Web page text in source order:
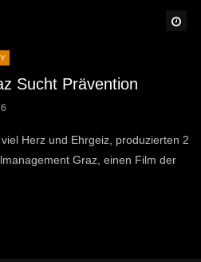
Sucht Prävention
Herz und Ehrgeiz, produzierten 2
Graz, einen Film der